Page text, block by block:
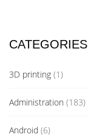
CATEGORIES
3D printing (1)
Administration (183)
Android (6)